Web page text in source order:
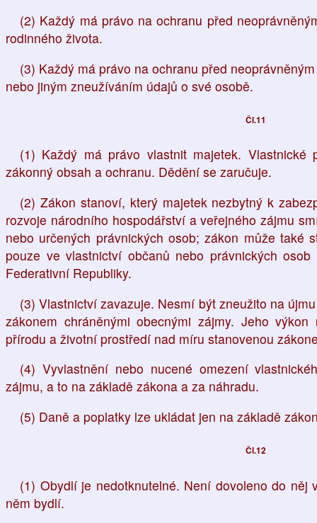
(2) Každý má právo na ochranu před
rodinného života.
(3) Každý má právo na ochranu před
nebo jiným zneužíváním údajů o své osobě.
Čl.11
(1) Každý má právo vlastnit majetek. Vlastnické
zákonný obsah a ochranu. Dědění se zaručuje.
(2) Zákon stanoví, který majetek nezbytný k
rozvoje národního hospodářství a veřejného zájmu
nebo určených právnických osob; zákon může také
pouze ve vlastnictví občanů nebo právnických
Federativní Republiky.
(3) Vlastnictví zavazuje. Nesmí být zneužito na
zákonem chráněnými obecnými zájmy. Jeho
přírodu a životní prostředí nad míru stanovenou
(4) Vyvlastnění nebo nucené omezení
zájmu, a to na základě zákona a za náhradu.
(5) Daně a poplatky lze ukládat jen na základě
Čl.12
(1) Obydlí je nedotknutelné. Není dovoleno do něj
něm bydlí.